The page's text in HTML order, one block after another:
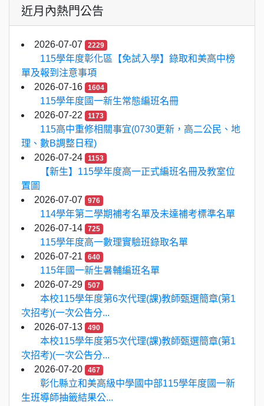
近月內熱門公告
2026-07-07 2229
115學年度彰化區【免試入學】錄取和美高中榜
單及報到注意事項
2026-07-16
1604
115學年度國一新生常態編班名冊
2026-07-22
1173
115高中重修相關事宜(0730更新，高二公民、地
理、數B調整日程)
2026-07-24
1153
【新生】115學年度高一正式編班名冊及教室位
置圖
2026-07-07
976
114學年第二學期補考名單及未達補考標準名單
2026-07-14
725
115學年度高一數理實驗班錄取名單
2026-07-21
640
115年國一新生暑輔編班名單
2026-07-29
507
本校115學年度第6次代理(課)教師甄選簡章(第1
次招考)(一次公告分...
2026-07-13
490
本校115學年度第5次代理(課)教師甄選簡章(第1
次招考)(一次公告分...
2026-07-20
467
彰化縣立和美高級中學國中部115學年度國一新
生班導師抽籤結果公...